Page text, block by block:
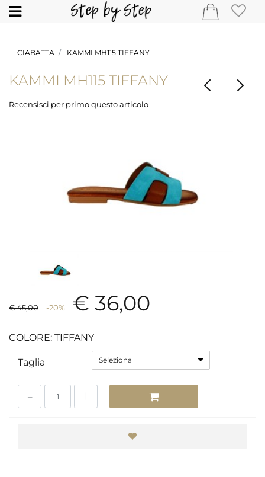
Open
CIABATTA KAMMI MH115 TIFFANY
KAMMI MH115 TIFFANY
Recensisci per primo questo articolo
€ 45,00 -20% € 36,00
COLORE: TIFFANY
Taglia Seleziona